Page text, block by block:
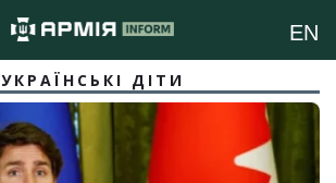
EN
УКРАЇНСЬКІ ДІТИ